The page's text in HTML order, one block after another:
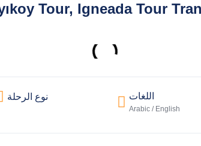
Tour, Igneada Tour
نوع الرحلة اللغات
Arabic / English